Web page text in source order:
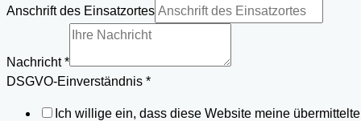
Anschrift des Einsatzortes
Nachricht
Nachricht*
DSGVO-Einverständnis *
Ich willige ein, dass diese Website meine